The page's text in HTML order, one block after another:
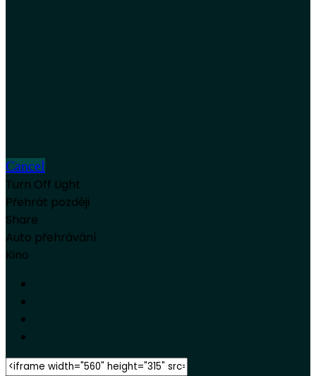
Cancel
Turn Off Light
Přehrát později
Share
Auto přehrávání
Kino